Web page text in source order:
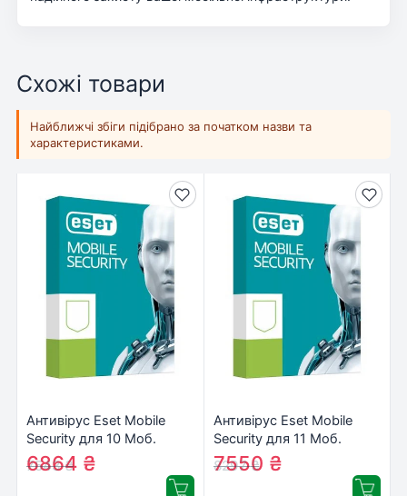
Схожі товари
Найближчі збіги підібрано за початком назви та
характеристиками.
Антивірус Eset Mobile
Security для 10 Моб.
Пристр., ліцензія 2year
(27_10_2)
7543₴
6864 ₴
Антивірус Eset Mobile
Security для 11 Моб.
Пристр., ліцензія 2year
(27_11_2)
8297₴
7550 ₴